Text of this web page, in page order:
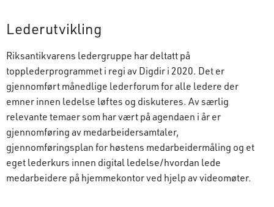
Lederutvikling
Riksantikvarens ledergruppe har deltatt på
topplederprogrammet i regi av Digdir i 2020. Det er
gjennomført månedlige lederforum for alle ledere der
emner innen ledelse løftes og diskuteres. Av særlig
relevante temaer som har vært på agendaen i år er
gjennomføring av medarbeidersamtaler,
gjennomføringsplan for høstens medarbeidermåling og et
eget lederkurs innen digital ledelse/hvordan lede
medarbeidere på hjemmekontor ved hjelp av videomøter.